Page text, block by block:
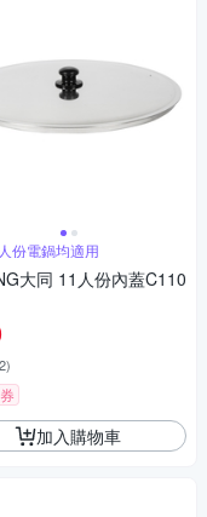
份電鍋均適用
大同 11人份內蓋C110
2)
券
加入購物車